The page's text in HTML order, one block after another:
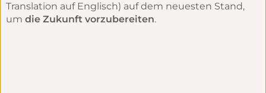
Translation auf Englisch) auf dem neuesten Stand,
um die Zukunft vorzubereiten.